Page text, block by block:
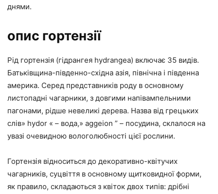
днями.
опис гортензії
Рід гортензія (гідрангея hydrangea) включає 35 видів.
Батьківщина-південно-східна азія, північна і південна
америка. Серед представників роду в основному
листопадні чагарники, з довгими напівампельними
пагонами, рідше невеликі дерева. Назва від грецьких
слів» hydor « – вода,» aggeion ” – посудина, склалося на
увазі очевидною вологолюбності цієї рослини.
Гортензія відноситься до декоративно-квітучих
чагарників, суцвіття в основному щитковидної форми,
як правило, складаються з квіток двох типів: дрібні